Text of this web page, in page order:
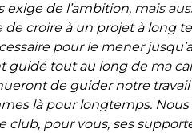
de l’ambition, mais
de croire à un projet à long
pour le mener
guidé tout au long de ma
de guider notre travail
là pour longtemps. Nous
club, pour vous, ses